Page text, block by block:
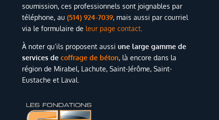
soumission, ces professionnels sont joignables par
téléphone, au (514) 924-7039, mais aussi par courriel
via le formulaire de leur page contact.
Ànoter qu’ils proposent aussi une large gamme de
services de coffrage de béton, là encore dans la
région de Mirabel, Lachute, Saint-Jérôme, Saint-
Eustache et Laval.